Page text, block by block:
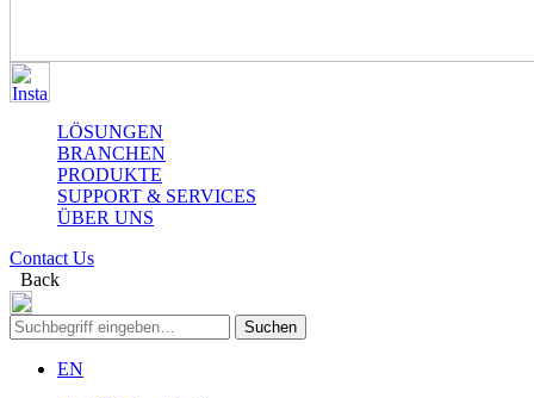
LÖSUNGEN
BRANCHEN
PRODUKTE
SUPPORT & SERVICES
ÜBER UNS
Contact Us
Back
Suchen
nach:
EN